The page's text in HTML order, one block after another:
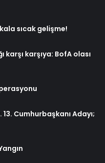
sıcak gelişme!
karşıya: BofA olası
Cumhurbaşkanı Adayı;